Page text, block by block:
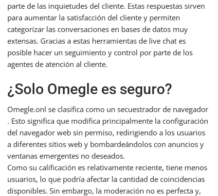
parte de las inquietudes del cliente. Estas respuestas sirven
para aumentar la satisfacción del cliente y permiten
categorizar las conversaciones en bases de datos muy
extensas. Gracias a estas herramientas de live chat es
posible hacer un seguimiento y control por parte de los
agentes de atención al cliente.
¿Solo Omegle es seguro?
Omegle.onl se clasifica como un secuestrador de navegador
. Esto significa que modifica principalmente la configuración
del navegador web sin permiso, redirigiendo a los usuarios
a diferentes sitios web y bombardeándolos con anuncios y
ventanas emergentes no deseados.
Como su calificación es relativamente reciente, tiene menos
usuarios, lo que podría afectar la cantidad de coincidencias
disponibles. Sin embargo, la moderación no es perfecta y,